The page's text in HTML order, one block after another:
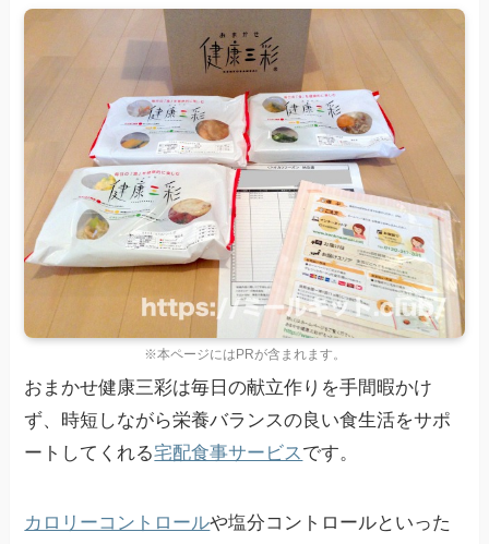
※本ページにはPRが含まれます。
おまかせ健康三彩は毎日の献立作りを手間暇かけ
ず、時短しながら栄養バランスの良い食生活をサポ
ートしてくれる宅配食事サービスです。
カロリーコントロールや塩分コントロールといった